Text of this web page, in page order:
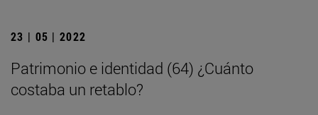
23 | 05 | 2022
Patrimonio e identidad (64) ¿Cuánto
costaba un retablo?